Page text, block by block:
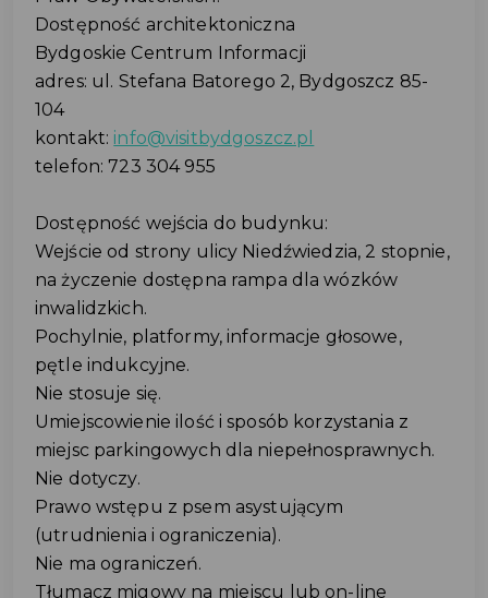
Dostępność architektoniczna
Bydgoskie Centrum Informacji
adres: ul. Stefana Batorego 2, Bydgoszcz 85-
104
kontakt: info@visitbydgoszcz.pl
telefon: 723 304 955
Dostępność wejścia do budynku:
Wejście od strony ulicy Niedźwiedzia, 2 stopnie,
na życzenie dostępna rampa dla wózków
inwalidzkich.
Pochylnie, platformy, informacje głosowe,
pętle indukcyjne.
Nie stosuje się.
Umiejscowienie ilość i sposób korzystania z
miejsc parkingowych dla niepełnosprawnych.
Nie dotyczy.
Prawo wstępu z psem asystującym
(utrudnienia i ograniczenia).
Nie ma ograniczeń.
Tłumacz migowy na miejscu lub on-line